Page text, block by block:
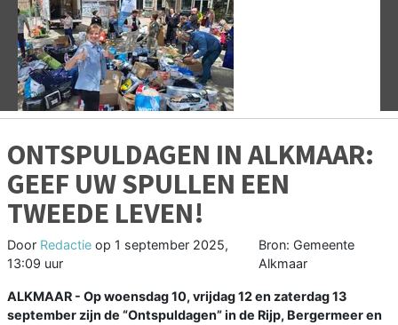
Vorige
ONTSPULDAGEN IN ALKMAAR:
GEEF UW SPULLEN EEN
TWEEDE LEVEN!
Door Redactie op 1 september 2025,
13:09 uur
Bron: Gemeente
Alkmaar
ALKMAAR - Op woensdag 10, vrijdag 12 en zaterdag 13
september zijn de “Ontspuldagen” in de Rijp, Bergermeer en